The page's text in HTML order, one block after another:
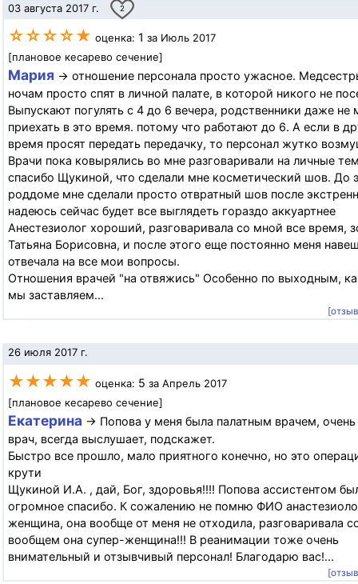
03 августа 2017 г. 2
☆☆☆☆★ оценка: 1 за Июль 2017
[плановое кесарево сечение]
Мария → отношение персонала просто ужасное.
ночам просто спят в личной палате, в которой никого не
Выпускают погулять с 4 до 6 вечера, родственники даже не
приехать в это время. потому что работают до 6. А если в
время просят передать передачку, то персонал жутко
Врачи пока ковырялись во мне разговаривали на личные
спасибо Щукиной, что сделали мне косметический шов. До
роддоме мне сделали просто отвратный шов после
надеюсь сейчас будет все выглядеть гораздо аккуартнее
Анестезиолог хороший, разговаривала со мной все время,
Татьяна Борисовна, и после этого еще постоянно меня
отвечала на все мои вопросы.
Отношения врачей "на отвяжись" Особенно по выходным,
мы заставляем...
26 июля 2017 г.
★★★★★ оценка: 5 за Апрель 2017
[плановое кесарево сечение]
Екатерина → Попова у меня была палатным врачем,
врач, всегда выслушает, подскажет.
Быстро все прошло, мало приятного конечно, но это
крути
Щукиной И.А. , дай, Бог, здоровья!!!! Попова ассистентом
огромное спасибо. К сожалению не помню ФИО
женщина, она вообще от меня не отходила, разговаривала
вообщем она супер-женщина!!! В реанимации тоже очень
внимательный и отзывчивый персонал! Благодарю вас!...